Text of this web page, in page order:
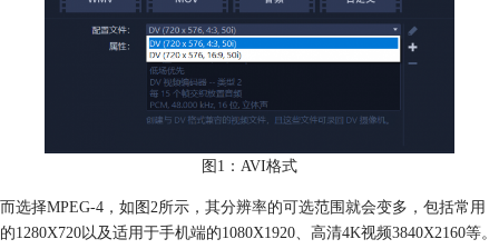
图1：AVI格式
而选择MPEG-4，如图2所示，其分辨率的可选范围就会变多，包括常用
的1280X720以及适用于手机端的1080X1920、高清4K视频3840X2160等。